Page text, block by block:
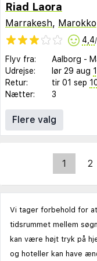
Riad Laora
Marrakesh, Marokko
4,4
Flyv fra: Aalborg -
Udrejse:
lør 29 aug
Retur:
tir 01 sep
Nætter:
3
Flere valg
1 2
Vi tager forbehold for
tidsrummet mellem
kan være højt tryk på
og hoteller kan have